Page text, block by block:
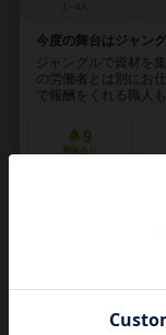
今度の舞台はジャン
ジャングルで資材を
の労働者とは別にお
で報酬をくれる職人
9
興味あり